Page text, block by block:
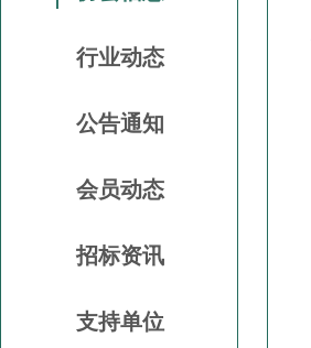
行业动态
公告通知
会员动态
招标资讯
支持单位